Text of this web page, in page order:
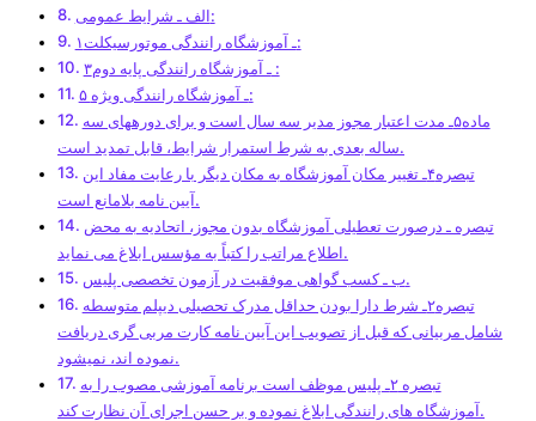
الف ـ شرایط عمومی:
۱ـ آموزشگاه رانندگی موتورسیکلت:
۳ـ آموزشگاه رانندگی پایه دوم :
۵ ـ آموزشگاه رانندگی ویژه:
ماده۵ـ مدت اعتبار مجوز مدیر سه سال است و برای دوره­های سه
ساله بعدی به شرط استمرار شرایط، قابل تمدید است.
تبصره۴ـ تغییر مکان آموزشگاه به مکان دیگر با رعایت مفاد این
آیین ­نامه بلامانع است.
تبصره ـ درصورت تعطیلی آموزشگاه بدون مجوز، اتحادیه به محض
اطلاع مراتب را کتباً به مؤسس ابلاغ می نماید.
ب ـ کسب گواهی موفقیت در آزمون تخصصی پلیس.
تبصره۲ـ شرط دارا بودن حداقل مدرک تحصیلی دیپلم متوسطه
شامل مربیانی که قبل از تصویب این آیین ­نامه کارت مربی گری دریافت
نموده ­اند، نمی­شود.
تبصره ۲ـ پلیس موظف است برنامه آموزشی مصوب را به
آموزشگاه های رانندگی ابلاغ نموده و بر حسن اجرای آن نظارت کند.